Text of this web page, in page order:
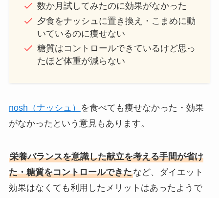
数か月試してみたのに効果がなかった
夕食をナッシュに置き換え・こまめに動
いているのに痩せない
糖質はコントロールできているけど思っ
たほど体重が減らない
nosh（ナッシュ）
を食べても痩せなかった・効果
がなかったという意見もあります。
栄養バランスを意識した献立を考える手間が省け
た・糖質をコントロールできたなど、ダイエット
効果はなくても利用したメリットはあったようで